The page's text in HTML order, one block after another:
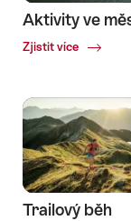
Aktivity ve
Zjistit více
městě
Trailový běh